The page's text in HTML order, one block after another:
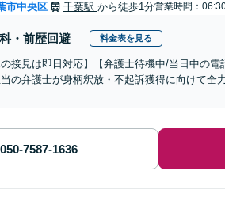
市中央区 千葉駅 から徒歩1分営業時間：
・前歴回避 料金表を見る
の接見は即日対応】【弁護士待機中/当日中の
の弁護士が身柄釈放・不起訴獲得に向けて